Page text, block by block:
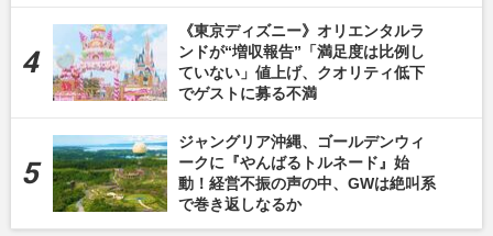
《東京ディズニー》オリエンタルラ
ンドが“増収報告”「満足度は比例し
ていない」値上げ、クオリティ低下
でゲストに募る不満
ジャングリア沖縄、ゴールデンウィ
ークに『やんばるトルネード』始
動！経営不振の声の中、GWは絶叫系
で巻き返しなるか